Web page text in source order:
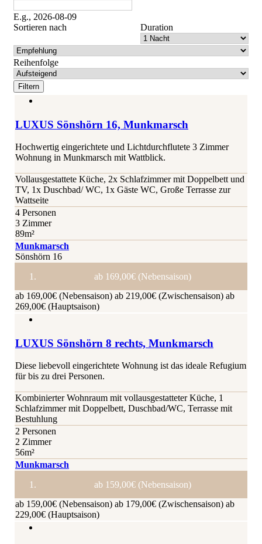
E.g., 2026-08-09
Duration
Sortieren nach
Reihenfolge
LUXUS Sönshörn 16, Munkmarsch
Hochwertig eingerichtete und Lichtdurchflutete 3 Zimmer
Wohnung in Munkmarsch mit Wattblick.
Vollausgestattete Küche, 2x Schlafzimmer mit Doppelbett und
TV, 1x Duschbad/ WC, 1x Gäste WC, Große Terrasse zur
Wattseite
4 Personen
3 Zimmer
89m²
Munkmarsch
Sönshörn 16
ab 169,00€ (Nebensaison)
ab 169,00€ (Nebensaison) ab 219,00€ (Zwischensaison) ab
269,00€ (Hauptsaison)
LUXUS Sönshörn 8 rechts, Munkmarsch
Diese liebevoll eingerichtete Wohnung ist das ideale Refugium
für bis zu drei Personen.
Kombinierter Wohnraum mit vollausgestatteter Küche, 1
Schlafzimmer mit Doppelbett, Duschbad/WC, Terrasse mit
Bestuhlung
2 Personen
2 Zimmer
56m²
Munkmarsch
ab 159,00€ (Nebensaison)
ab 159,00€ (Nebensaison) ab 179,00€ (Zwischensaison) ab
229,00€ (Hauptsaison)